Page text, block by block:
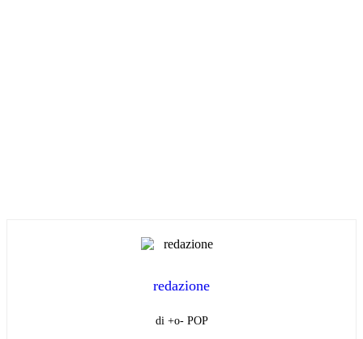
redazione
di +o- POP